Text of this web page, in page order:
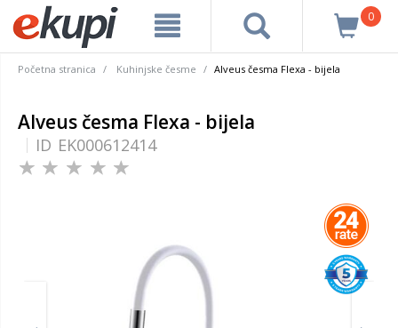
0
Početna stranica Kuhinjske česme Alveus česma Flexa - bijela
Alveus česma Flexa - bijela
ID EK000612414